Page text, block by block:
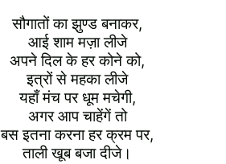
सौगातों का झुण्ड बनाकर,
आई शाम मज़ा लीजे
अपने दिल के हर कोने को,
इत्रों से महका लीजे
यहाँ मंच पर धूम मचेगी,
अगर आप चाहेंगें तो
बस इतना करना हर क्रम पर,
ताली खूब बजा दीजे।